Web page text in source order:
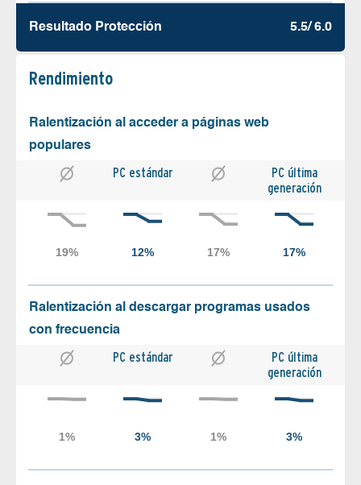
Resultado Protección 5.5/ 6.0
Rendimiento
Ralentización al acceder a páginas web
populares
PC estándar
PC última
generación
Ralentización al descargar programas usados
con frecuencia
PC estándar
PC última
generación